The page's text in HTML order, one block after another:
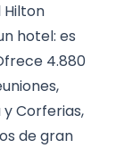
Hilton
hotel: es
4.880
Corferias,
de gran